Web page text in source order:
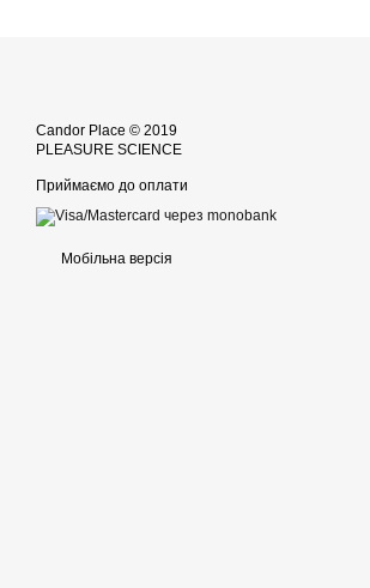
Candor Place © 2019
PLEASURE SCIENCE
Приймаємо до оплати
Мобільна версія